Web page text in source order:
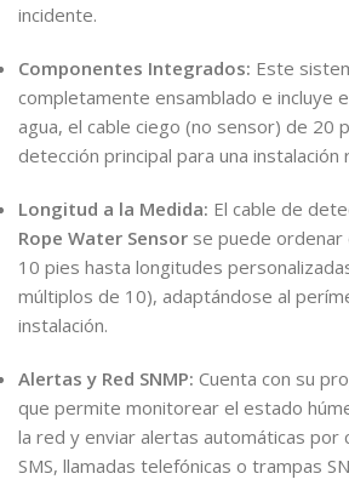
incidente.
Componentes Integrados: Este
completamente ensamblado e incluye
agua, el cable ciego (no sensor) de 20
detección principal para una instalación
Longitud a la Medida: El cable de
Rope Water Sensor se puede ordenar
10 pies hasta longitudes
múltiplos de 10), adaptándose al
instalación.
Alertas y Red SNMP: Cuenta con su
que permite monitorear el estado
la red y enviar alertas automáticas por
SMS, llamadas telefónicas o trampas